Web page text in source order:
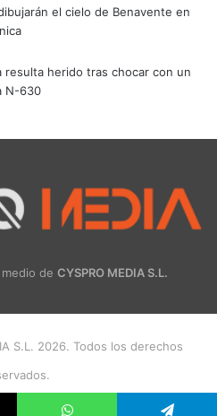
el cielo de Benavente en
resulta herido tras chocar con un
N-630
de CYSPRO MEDIA S.L.
S.L. 2026. Todos los derechos